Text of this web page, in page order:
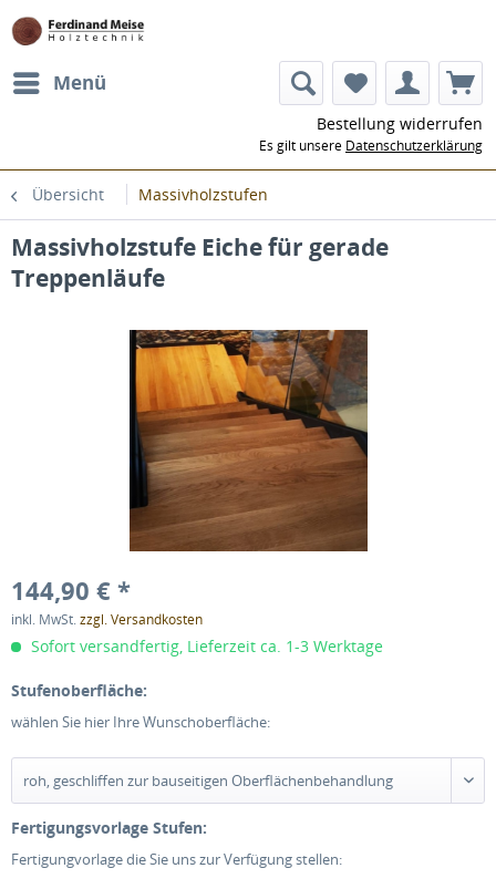
Menü
Bestellung widerrufen
Es gilt unsere Datenschutzerklärung
Übersicht Massivholzstufen
Massivholzstufe Eiche für gerade
Treppenläufe
144,90 € *
inkl. MwSt.zzgl. Versandkosten
Sofort versandfertig, Lieferzeit ca. 1-3 Werktage
Stufenoberfläche:
wählen Sie hier Ihre Wunschoberfläche:
Fertigungsvorlage Stufen:
Fertigungvorlage die Sie uns zur Verfügung stellen: